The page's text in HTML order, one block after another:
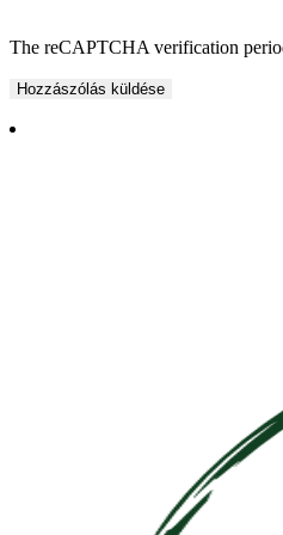
The reCAPTCHA verification